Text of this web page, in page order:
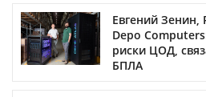
Евгений Зенин,
Depo
риски ЦОД,
БПЛА